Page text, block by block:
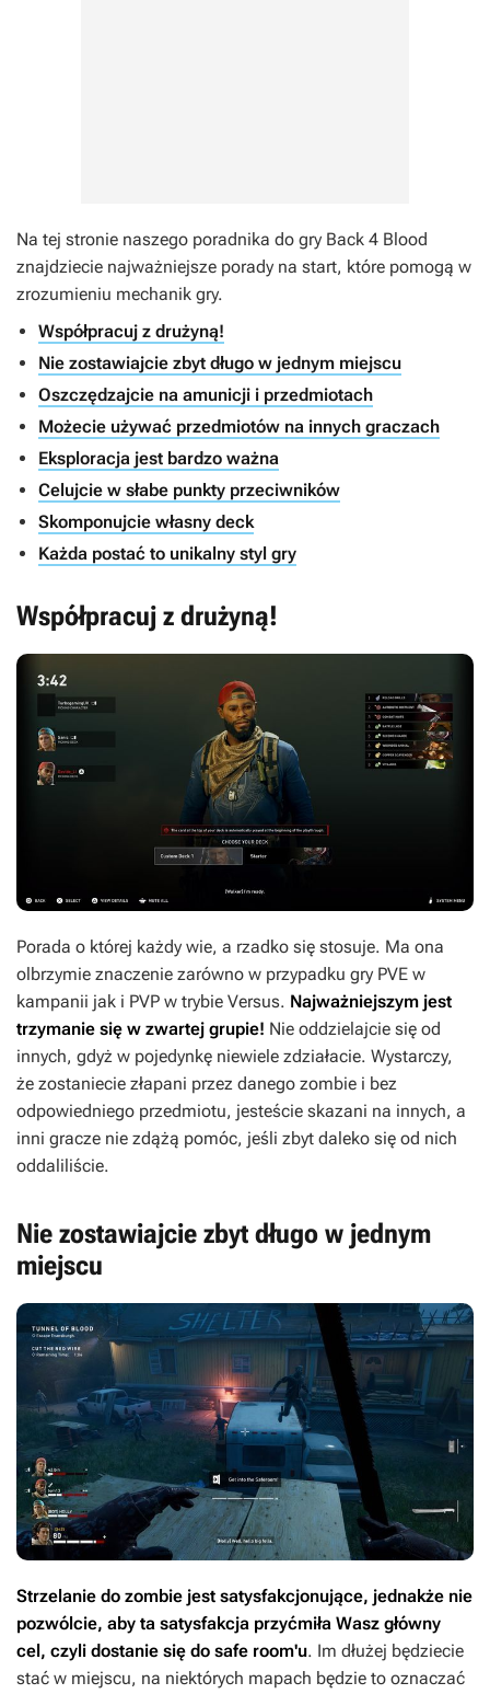
Na tej stronie naszego poradnika do gry Back 4 Blood
znajdziecie najważniejsze porady na start, które pomogą w
zrozumieniu mechanik gry.
Współpracuj z drużyną!
Nie zostawiajcie zbyt długo w jednym miejscu
Oszczędzajcie na amunicji i przedmiotach
Możecie używać przedmiotów na innych graczach
Eksploracja jest bardzo ważna
Celujcie w słabe punkty przeciwników
Skomponujcie własny deck
Każda postać to unikalny styl gry
Współpracuj z drużyną!
Porada o której każdy wie, a rzadko się stosuje. Ma ona
olbrzymie znaczenie zarówno w przypadku gry PVE w
kampanii jak i PVP w trybie Versus. Najważniejszym jest
trzymanie się w zwartej grupie! Nie oddzielajcie się od
innych, gdyż w pojedynkę niewiele zdziałacie. Wystarczy,
że zostaniecie złapani przez danego zombie i bez
odpowiedniego przedmiotu, jesteście skazani na innych, a
inni gracze nie zdążą pomóc, jeśli zbyt daleko się od nich
oddaliliście.
Nie zostawiajcie zbyt długo w jednym
miejscu
Strzelanie do zombie jest satysfakcjonujące, jednakże nie
pozwólcie, aby ta satysfakcja przyćmiła Wasz główny
cel, czyli dostanie się do safe room'u. Im dłużej będziecie
stać w miejscu, na niektórych mapach będzie to oznaczać